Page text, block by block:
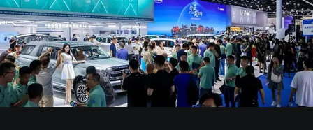
DARGO
от 3 199 000 ₽
DARGO X
от 3 499 000 ₽
Тест-драйв
Трейд-ин
КРЕДИТ И СТРАХОВАНИЕ
СЕРВИСНОЕ ОБСЛУЖИВАНИЕ
Нулевое ТО
Программа «Помощь на дороге»
Регламенты технического обслуживания
ИНФОРМАЦИЯ О ДИЛЕРЕ
О дилере
Наша команда
Контакты